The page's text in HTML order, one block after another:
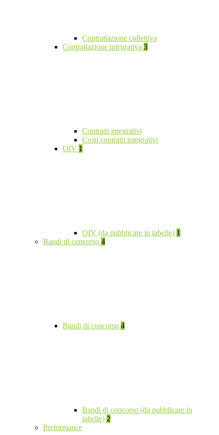
Contrattazione collettiva
Contrattazione integrativa 3
Contratti integrativi
Costi contratti integrativi
OIV 1
OIV (da pubblicare in tabelle) 1
Bandi di concorso 4
Bandi di concorso 4
Bandi di concorso (da pubblicare in
tabelle) 2
Performance